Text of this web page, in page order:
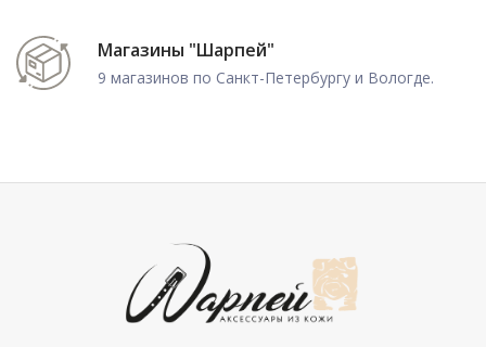
Магазины "Шарпей"
9 магазинов по Санкт-Петербургу и Вологде.